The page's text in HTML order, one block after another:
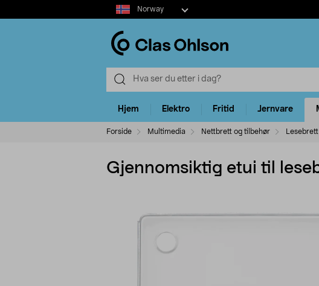
Select
market
Norway
Hjem Elektro Fritid Jernvare
Forside Multimedia Nettbrett og tilbehør Lesebrett
Gjennomsiktig etui til